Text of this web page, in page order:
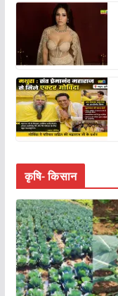
कृषि- किसान